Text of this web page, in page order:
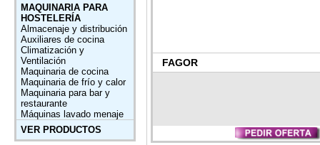
MAQUINARIA PARA
HOSTELERÍA
Almacenaje y distribución
Auxiliares de cocina
Climatización y
Ventilación
Maquinaria de cocina
Maquinaria de frío y calor
Maquinaria para bar y
restaurante
Máquinas lavado menaje
VER PRODUCTOS
FAGOR